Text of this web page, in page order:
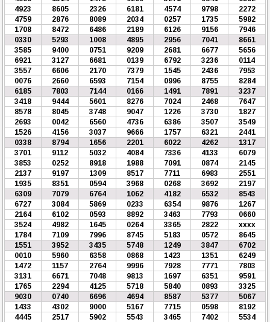
4923
8605 2326 6181 4574 9798
2272
4759
2876 8089 2034 0257 1735
5982
1708
8472 6486 2189 6126 9156
7946
0330
5293 1008 4895 2956 7041
8661
3585
9400 0751 9209 2681 6677
5656
6921
3127 6681 0139 6792 3236
0114
3557
6606 2170 7379 1545 2436
7953
0076
2660 6593 7154 0996 8755
8284
6185
7803 7144 0166 1491 7891
3237
3418
9444 5601 8276 7024 2468
7647
8578
8045 3748 9047 1226 3730
1827
2693
0042 6560 4736 6386 3507
3549
1526
4156 3037 9666 1757 6321
2441
0338
8794 1656 2201 6022 4262
1317
3701
9112 5032 4084 7336 4133
6079
3853
0252 8918 1988 7091 0874
2145
2137
9197 1309 8517 7711 6983
2551
1935
8351 0594 3968 0268 3692
2197
6309
7079 6764 1062 4182 6532
8543
6727
3084 5869 0233 6354 9876
1267
2164
6102 0593 8892 3463 7793
0660
3524
4982 1645 0264 3365 2822
xxxx
1784
7109 7996 8745 5183 0572
8645
1551
3952 3435 5748 1249 3847
6702
0010
5960 6358 0868 1423 1351
6249
1472
1157 2764 9996 7928 7771
7803
3131
6671 7048 9813 1697 6351
9591
1765
2294 4125 5718 5840 0893
3325
9030
0740 6696 4694 8587 5377
5067
1433
4302 9000 5167 7715 0598
8192
4445
2517 5902 5543 3465 7402
5534